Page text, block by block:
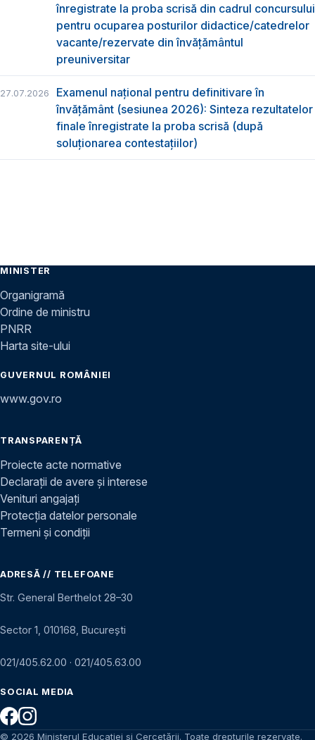
înregistrate la proba scrisă din cadrul concursului
pentru ocuparea posturilor didactice/catedrelor
vacante/rezervate din învăţământul
preuniversitar
27.07.2026
Examenul național pentru definitivare în
învățământ (sesiunea 2026): Sinteza rezultatelor
finale înregistrate la proba scrisă (după
soluționarea contestațiilor)
MINISTER
Organigramă
Ordine de ministru
PNRR
Harta site-ului
GUVERNUL ROMÂNIEI
www.gov.ro
TRANSPARENȚĂ
Proiecte acte normative
Declarații de avere și interese
Venituri angajați
Protecția datelor personale
Termeni și condiții
ADRESĂ // TELEFOANE
Str. General Berthelot 28–30
Sector 1, 010168, București
021/405.62.00 · 021/405.63.00
SOCIAL MEDIA
© 2026 Ministerul Educației și Cercetării. Toate drepturile rezervate.